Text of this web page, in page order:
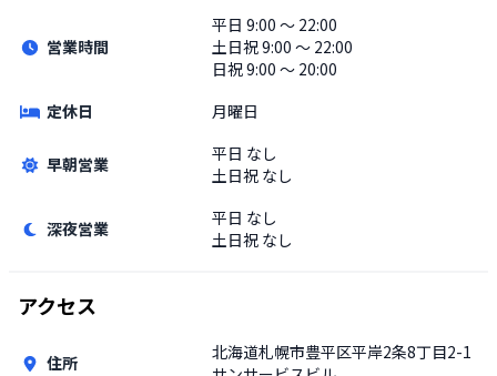
営業時間
平日 9:00 〜 22:00
土日祝9:00 〜 22:00
日祝 9:00 〜 20:00
定休日
月曜日
早朝営業 平日 なし
土日祝 なし
深夜営業 平日 なし
土日祝 なし
アクセス
住所
北海道札幌市豊平区平岸2条8丁目2-1